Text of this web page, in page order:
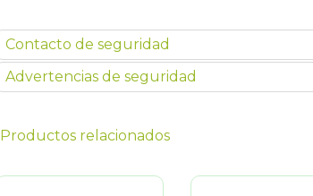
Contacto de seguridad
Advertencias de seguridad
Productos relacionados